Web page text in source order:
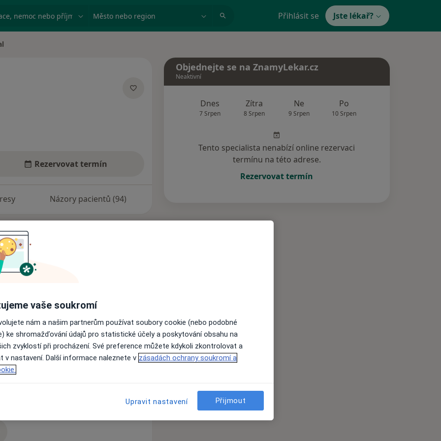
nemoc nebo příjmení Město nebo region Přihlásit se Jste lékař?
Rezervovat termín
Názory pacientů (94)
-„nadstandardní“- poplatky.
ačkoliv jakákoliv předchozí
lékaře v dané odbornosti, a máte
odbornosti, pakliže máte k tomu
a to je neochota VZP- 111 k
Proto bohužel klienty z VZP nemohu
a11y_sr_more_diseases
Objednejte se na ZnamyLekar.cz
Neaktivní
Dnes
7 Srpen
Zítra
8 Srpen
Ne
9 Srpen
Po
10 Srpen
Tento specialista nenabízí online rezervaci
termínu na této adrese.
Rezervovat termín
vaše soukromí
nám a našim partnerům používat soubory cookie (nebo podobné
ke shromažďování údajů pro statistické účely a poskytování obsahu na
zvyklostí při procházení. Své preference můžete kdykoli zkontrolovat a
v nastavení. Další informace naleznete v zásadách ochrany soukromí a
Upravit nastavení Přijmout